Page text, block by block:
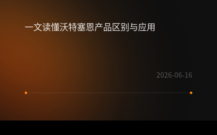
一文读懂沃特塞恩产品区别与应用
2026-06-16